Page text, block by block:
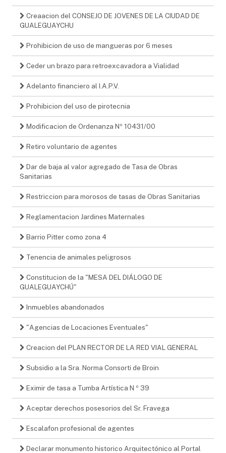
Creaacion del CONSEJO DE JOVENES DE LA CIUDAD DE
GUALEGUAYCHU
Prohibicion de uso de mangueras por 6 meses
Ceder un brazo para retroexcavadora a Vialidad
Adelanto financiero al I.A.P.V.
Prohibicion del uso de pirotecnia
Modificacion de Ordenanza Nº 10431/00
Retiro voluntario de agentes
Dar de baja al valor agregado de Tasa de Obras
Sanitarias
Restriccion para morosos de tasas de Obras Sanitarias
Reglamentacion Jardines Maternales
Barrio Pitter como zona 4
Tenencia de animales peligrosos
Constitucion de la "MESA DEL DIÁLOGO DE
GUALEGUAYCHÚ"
Inmuebles abandonados
"Agencias de Locaciones Eventuales"
Creacion del PLAN RECTOR DE LA RED VIAL GENERAL
Subsidio a la Sra. Norma Consorti de Broin
Eximir de tasa a Tumba Artística N º 39
Aceptar derechos posesorios del Sr. Fravega
Escalafon profesional de agentes
Declarar monumento historico Arquitectónico al Portal